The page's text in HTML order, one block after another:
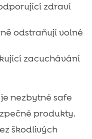
zdraví
odstraňují volné
zacuchávání
nezbytné safe
produkty.
škodlivých